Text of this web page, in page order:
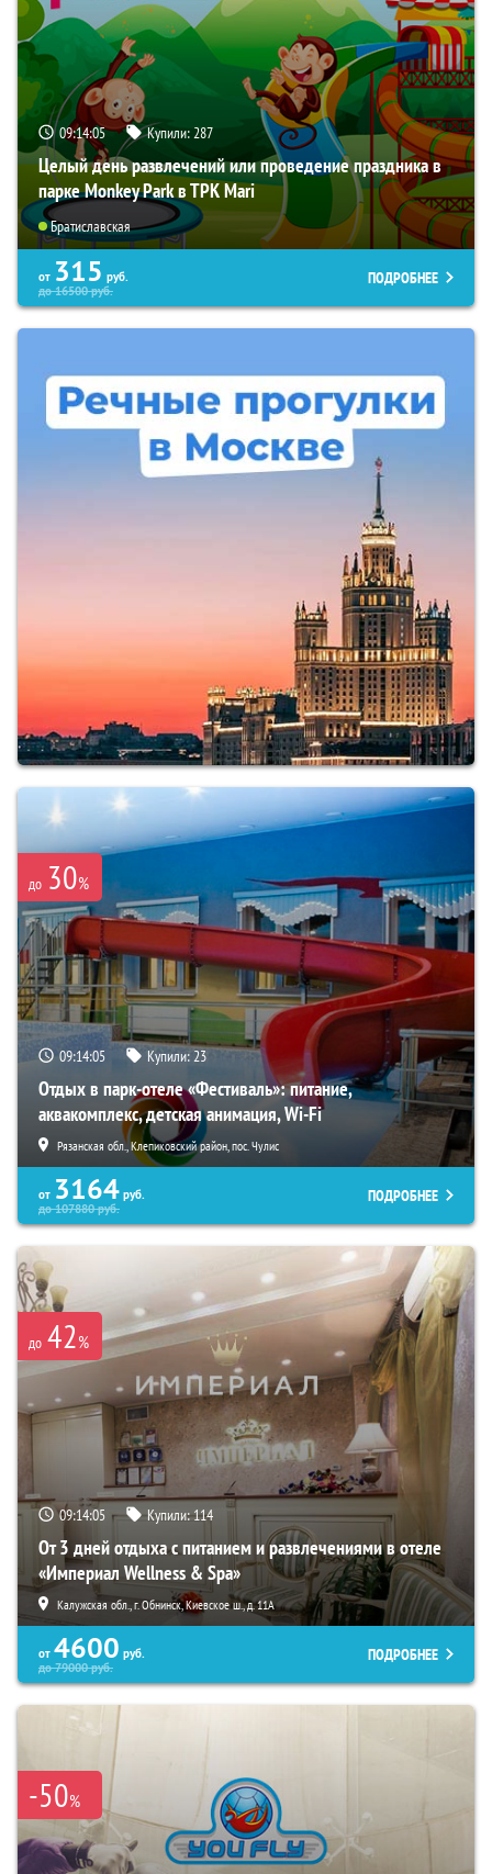
09:14:04 Купили:287
Целый день развлечений или проведение праздника в
парке Monkey Park в ТРК Mari
Братиславская
от 315 руб.
до16500руб.
ПОДРОБНЕЕ
до 30%
09:14:04 Купили:23
Отдых в парк-отеле «Фестиваль»: питание,
аквакомплекс, детская анимация, Wi-Fi
Рязанская обл., Клепиковский район, пос. Чулис
от 3164 руб.
до107880руб.
ПОДРОБНЕЕ
до 42%
09:14:04 Купили:114
От 3 дней отдыха с питанием и развлечениями в отеле
«Империал Wellness & Spa»
Калужская обл., г. Обнинск, Киевское ш., д. 11А
от 4600 руб.
до79000руб.
ПОДРОБНЕЕ
-50%